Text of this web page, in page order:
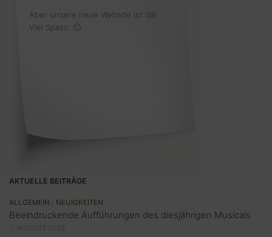
Aber unsere neue Website ist da!
Viel Spass. 🙂
AKTUELLE BEITRÄGE
ALLGEMEIN NEUIGKEITEN
Beeindruckende Aufführungen des diesjährigen Musicals